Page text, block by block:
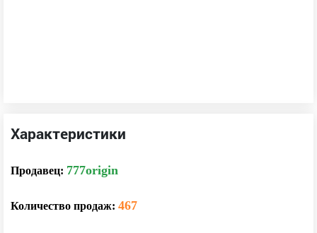
Характеристики
777origin
467